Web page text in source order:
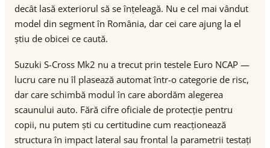
decât lasă exteriorul să se înțeleagă. Nu e cel mai vândut
model din segment în România, dar cei care ajung la el
știu de obicei ce caută.
Suzuki S-Cross Mk2 nu a trecut prin testele Euro NCAP —
lucru care nu îl plasează automat într-o categorie de risc,
dar care schimbă modul în care abordăm alegerea
scaunului auto. Fără cifre oficiale de protecție pentru
copii, nu putem ști cu certitudine cum reacționează
structura în impact lateral sau frontal la parametrii testați